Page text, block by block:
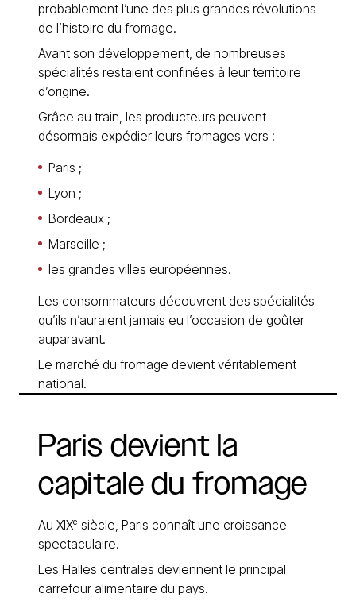
probablement l’une des plus grandes révolutions
de l’histoire du fromage.
Avant son développement, de nombreuses
spécialités restaient confinées à leur territoire
d’origine.
Grâce au train, les producteurs peuvent
désormais expédier leurs fromages vers :
Paris ;
Lyon ;
Bordeaux ;
Marseille ;
les grandes villes européennes.
Les consommateurs découvrent des spécialités
qu’ils n’auraient jamais eu l’occasion de goûter
auparavant.
Le marché du fromage devient véritablement
national.
Paris devient la
capitale du fromage
Au XIXᵉ siècle, Paris connaît une croissance
spectaculaire.
Les Halles centrales deviennent le principal
carrefour alimentaire du pays.